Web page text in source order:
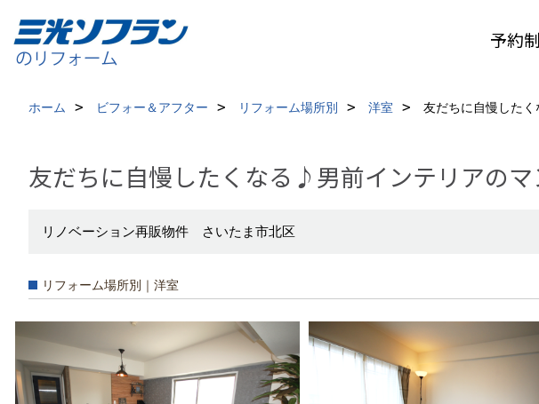
予約
ホーム ビフォー＆アフター リフォーム場所別 洋室 友だちに自慢した
友だちに自慢したくなる♪男前インテリアの
リノベーション再販物件 さいたま市北区
リフォーム場所別｜洋室